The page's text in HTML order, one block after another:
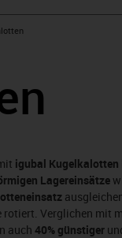
right
igubal Kugelkalotten
Lagereinsätze
rotiert. Verglichen mit
auch 40% günstiger